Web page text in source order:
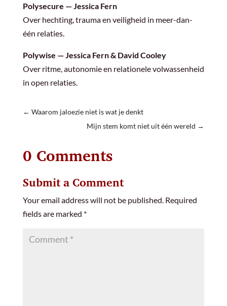
Polysecure — Jessica Fern
Over hechting, trauma en veiligheid in meer-dan-
één relaties.
Polywise — Jessica Fern & David Cooley
Over ritme, autonomie en relationele volwassenheid
in open relaties.
← Waarom jaloezie niet is wat je denkt
Mijn stem komt niet uit één wereld →
0 Comments
Submit a Comment
Your email address will not be published. Required
fields are marked *